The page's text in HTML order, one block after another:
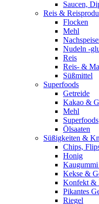
Saucen,
Reis &
Flocken
Mehl
Nudeln -
Reis
Reis- &
Süßmittel
Superfoods
Getreide
Kakao &
Mehl
Superfoods
Ölsaaten
Süßigkeiten &
Chips,
Honig
Kekse &
Konfekt &
Pikantes
Riegel